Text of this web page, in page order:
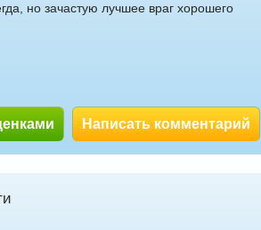
но зачастую лучшее враг хорошего
Написать комментарий